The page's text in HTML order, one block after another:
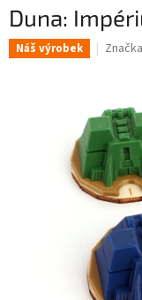
Duna:
Náš výrobek